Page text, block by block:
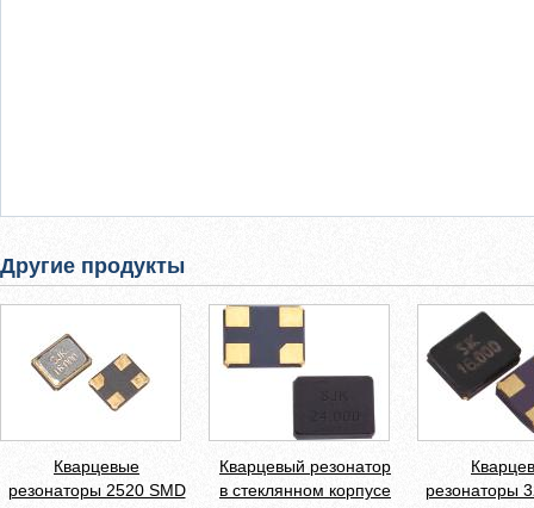
Другие продукты
Кварцевые
резонаторы 2520 SMD
Кварцевый резонатор
в стеклянном корпусе
резонаторы